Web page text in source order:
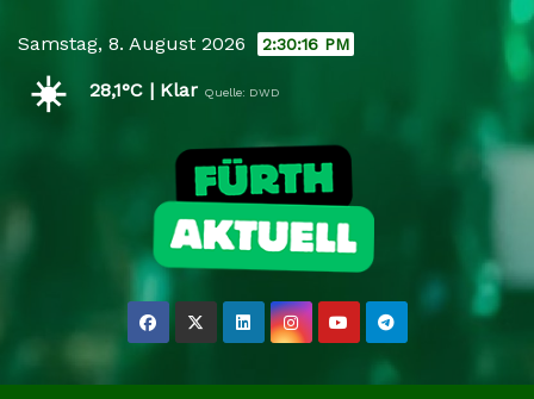
content
Samstag, 8. August 2026 2:30:17 PM
☀️ 28,1°C | Klar Quelle: DWD